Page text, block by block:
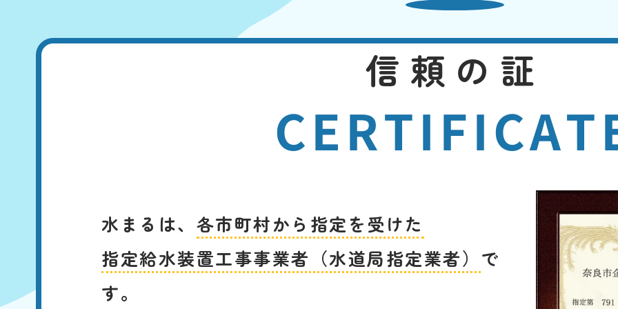
信頼の証
水まるは、 各市町村から指定を受けた
指定給水装置工事事業者（水道局指定業者） で
す。